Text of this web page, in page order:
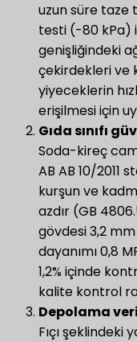
uzun süre taze
testi (-80 kPa)
genişliğindeki
çekirdekleri ve
yiyeceklerin
erişilmesi için
Gıda sınıfı
Soda-kireç
AB AB 10/2011
kurşun ve
azdır (GB
gövdesi 3,2 mm
dayanımı 0,8
1,2% içinde
kalite kontrol
Depolama
Fıçı şeklindeki